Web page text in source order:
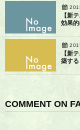
【新
効果的
【新
築する
COMMENT ON